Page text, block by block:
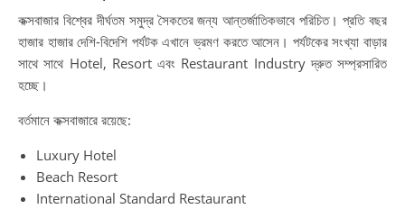
কক্সবাজার বিশ্বের দীর্ঘতম সমুদ্র সৈকতের জন্য আন্তর্জাতিকভাবে পরিচিত। প্রতি বছর
হাজার হাজার দেশি-বিদেশি পর্যটক এখানে ভ্রমণ করতে আসেন। পর্যটকের সংখ্যা বাড়ার
সাথে সাথে Hotel, Resort এবং Restaurant Industry দ্রুত সম্প্রসারিত
হচ্ছে।
বর্তমানে কক্সবাজারে রয়েছে:
Luxury Hotel
Beach Resort
International Standard Restaurant